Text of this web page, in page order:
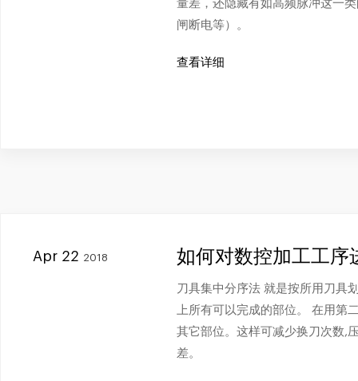
量差，还隐藏有如高频脉冲这一
闸断电等）。
查看详细
Apr 22 2018 如何对数控加工工序
刀具集中分序法 就是按所用刀具
上所有可以完成的部位。 在用第
其它部位。这样可减少换刀次数,
差。